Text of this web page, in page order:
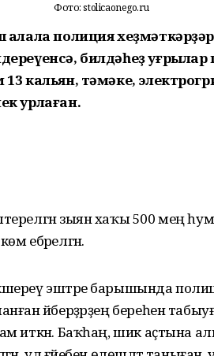
Фото: stolicaonego.ru
ҡалала полиция
билдәһеҙ
13 кальян, тәмәке,
урлаған.
зыян хаҡы 500 мең
ебәрелгән.
эштәре барышында
әйберҙәрҙең береһен
иткән. Баҡһаң, шик аҫтына